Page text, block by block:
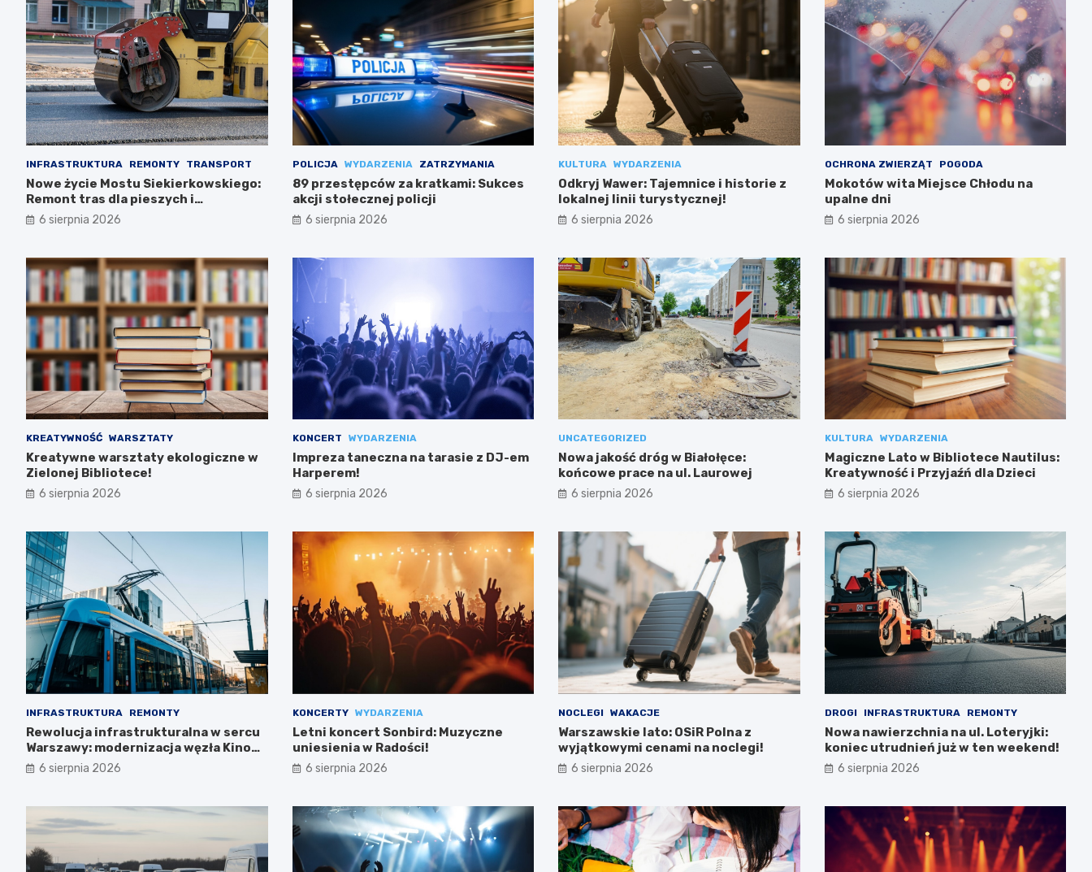
INFRASTRUKTURA REMONTY TRANSPORT
Nowe życie Mostu Siekierkowskiego:
Remont tras dla pieszych i
rowerzystów
6 sierpnia 2026
POLICJA WYDARZENIA ZATRZYMANIA
89 przestępców za kratkami: Sukces
akcji stołecznej policji
6 sierpnia 2026
KULTURA WYDARZENIA
Odkryj Wawer: Tajemnice i historie z
lokalnej linii turystycznej!
6 sierpnia 2026
OCHRONA ZWIERZĄT POGODA
Mokotów wita Miejsce Chłodu na
upalne dni
6 sierpnia 2026
KREATYWNOŚĆ WARSZTATY
Kreatywne warsztaty ekologiczne w
Zielonej Bibliotece!
6 sierpnia 2026
KONCERT WYDARZENIA
Impreza taneczna na tarasie z DJ-em
Harperem!
6 sierpnia 2026
UNCATEGORIZED
Nowa jakość dróg w Białołęce:
końcowe prace na ul. Laurowej
6 sierpnia 2026
KULTURA WYDARZENIA
Magiczne Lato w Bibliotece Nautilus:
Kreatywność i Przyjaźń dla Dzieci
6 sierpnia 2026
INFRASTRUKTURA REMONTY
Rewolucja infrastrukturalna w sercu
Warszawy: modernizacja węzła Kino
Femina
6 sierpnia 2026
KONCERTY WYDARZENIA
Letni koncert Sonbird: Muzyczne
uniesienia w Radości!
6 sierpnia 2026
NOCLEGI WAKACJE
Warszawskie lato: OSiR Polna z
wyjątkowymi cenami na noclegi!
6 sierpnia 2026
DROGI INFRASTRUKTURA REMONTY
Nowa nawierzchnia na ul. Loteryjki:
koniec utrudnień już w ten weekend!
6 sierpnia 2026